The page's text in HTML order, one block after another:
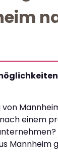
einem
Mannheim